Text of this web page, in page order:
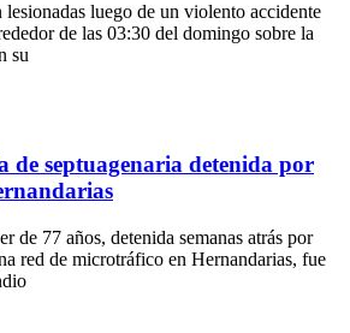
lesionadas luego de un violento accidente
de las 03:30 del domingo sobre la
su
de septuagenaria detenida por
de 77 años, detenida semanas atrás por
red de microtráfico en Hernandarias, fue